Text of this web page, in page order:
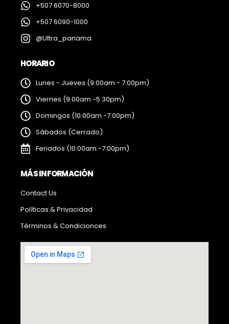
+507 6070-8000
+507 6090-1000
@Ultra_panama
HORARIO
Lunes - Jueves (9:00am - 7:00pm)
Viernes (9:00am -5:30pm)
Domingos (10:00am -7:00pm)
Sábados (Cerrado)
Feriados (10:00am -7:00pm)
MÁS INFORMACIÓN
Contact Us
Políticas & Privacidad
Términos & Condicionces